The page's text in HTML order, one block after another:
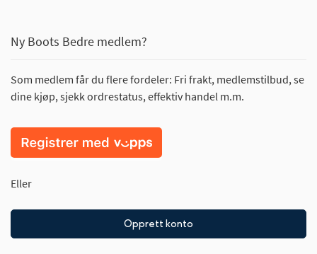
Ny Boots Bedre medlem?
Som medlem får du flere fordeler: Fri frakt, medlemstilbud, se
dine kjøp, sjekk ordrestatus, effektiv handel m.m.
Eller
Opprett konto